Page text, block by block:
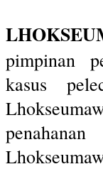
pimpinan
kasus